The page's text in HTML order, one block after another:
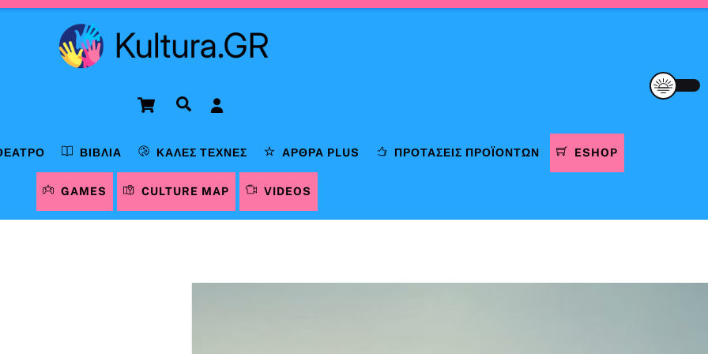
Cart Αναζήτηση
ΒΙΒΛΊΑ ΚΑΛΈΣ ΤΈΧΝΕΣ ΆΡΘΡΑ PLUS ΠΡΟΤΆΣΕΙΣ ΠΡΟΪΌΝΤΩΝ ESHOP
GAMES CULTURE MAP VIDEOS